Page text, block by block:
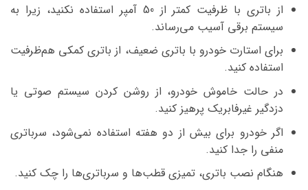
از باتری با ظرفیت کمتر از 50 آمپر استفاده نکنید، زیرا به
سیستم برقی آسیب می‌رساند.
برای استارت خودرو با باتری ضعیف، از باتری کمکی هم‌ظرفیت
استفاده کنید.
در حالت خاموش خودرو، از روشن کردن سیستم صوتی یا
دزدگیر غیرفابریک پرهیز کنید.
اگر خودرو برای بیش از دو هفته استفاده نمی‌شود، سرباتری
منفی را جدا کنید.
هنگام نصب باتری، تمیزی قطب‌ها و سرباتری‌ها را چک کنید.